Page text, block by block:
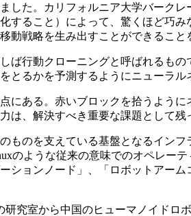
した。カリフォルニア大学バーク
すること）によって、驚くほど巧
動戦略を生み出すことができること
ば行動クローニングと呼ばれるも
とるかを予測するようにニューラル
にある。赤いブロックを拾うよう
は、解決すべき重要な課題として残
ものを支えている基盤となるイン
のような従来の意味でのオペレ
ションノード」、「ロボットアー
究室から中国のヒューマノイド